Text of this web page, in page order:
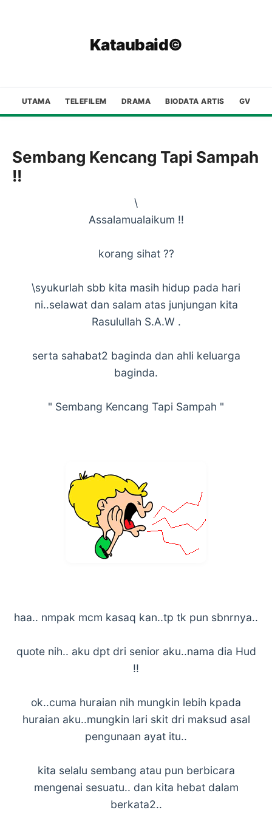
Kataubaid©
UTAMA TELEFILEM DRAMA BIODATA ARTIS GV
Sembang Kencang Tapi Sampah
!!
\
Assalamualaikum !!
korang sihat ??
\syukurlah sbb kita masih hidup pada hari
ni..selawat dan salam atas junjungan kita
Rasulullah S.A.W .
serta sahabat2 baginda dan ahli keluarga
baginda.
" Sembang Kencang Tapi Sampah "
haa.. nmpak mcm kasaq kan..tp tk pun sbnrnya..
quote nih.. aku dpt dri senior aku..nama dia Hud
!!
ok..cuma huraian nih mungkin lebih kpada
huraian aku..mungkin lari skit dri maksud asal
pengunaan ayat itu..
kita selalu sembang atau pun berbicara
mengenai sesuatu.. dan kita hebat dalam
berkata2..